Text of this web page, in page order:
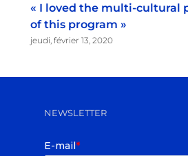
« I loved the multi-cultural
of this program »
jeudi, février 13, 2020
NEWSLETTER